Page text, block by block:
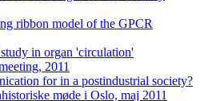
ribbon model of the GPCR
in organ 'circulation'
2011
for in a postindustrial society?
møde i Oslo, maj 2011